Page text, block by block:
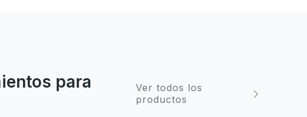
para
Ver todos los
productos